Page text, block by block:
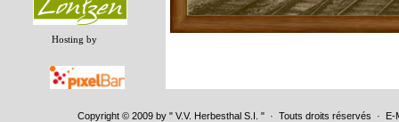
Copyright © 2009 by " V.V. Herbesthal S.I. " · Touts droits réservés · E-
Hosting by